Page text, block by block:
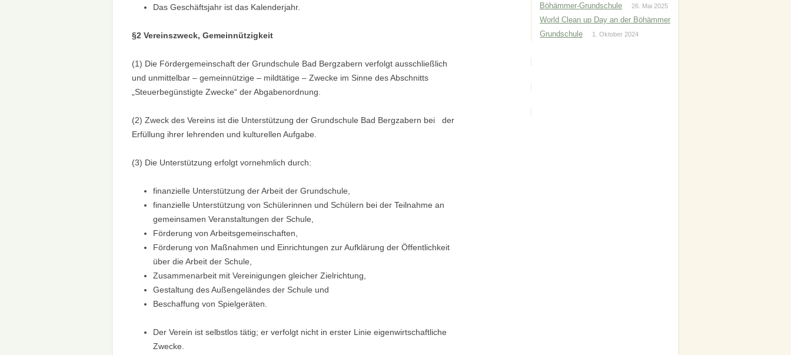
Das Geschäftsjahr ist das Kalenderjahr.
§2 Vereinszweck, Gemeinnützigkeit
(1) Die Fördergemeinschaft der Grundschule Bad Bergzabern verfolgt ausschließlich
und unmittelbar – gemeinnützige – mildtätige – Zwecke im Sinne des Abschnitts
„Steuerbegünstigte Zwecke“ der Abgabenordnung.
(2) Zweck des Vereins ist die Unterstützung der Grundschule Bad Bergzabern bei der
Erfüllung ihrer lehrenden und kulturellen Aufgabe.
(3) Die Unterstützung erfolgt vornehmlich durch:
finanzielle Unterstützung der Arbeit der Grundschule,
finanzielle Unterstützung von Schülerinnen und Schülern bei der Teilnahme an
gemeinsamen Veranstaltungen der Schule,
Förderung von Arbeitsgemeinschaften,
Förderung von Maßnahmen und Einrichtungen zur Aufklärung der Öffentlichkeit
über die Arbeit der Schule,
Zusammenarbeit mit Vereinigungen gleicher Zielrichtung,
Gestaltung des Außengeländes der Schule und
Beschaffung von Spielgeräten.
Der Verein ist selbstlos tätig; er verfolgt nicht in erster Linie eigenwirtschaftliche
Zwecke.
Böhämmer-Grundschule
26. Mai 2025
World Clean up Day an der Böhämmer
Grundschule
1. Oktober 2024